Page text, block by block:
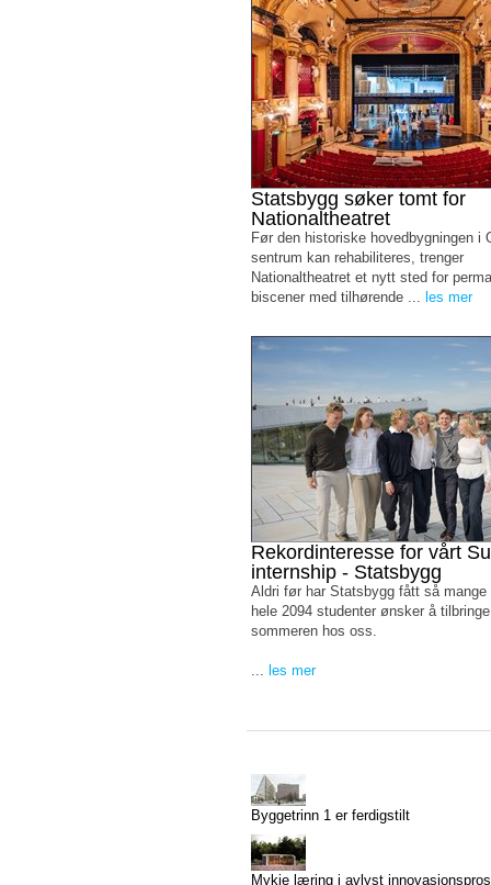
Statsbygg søker tomt for
Nationaltheatret
Før den historiske hovedbygningen i
sentrum kan rehabiliteres, trenger
Nationaltheatret et nytt sted for
biscener med tilhørende ... les mer
Rekordinteresse for vårt
internship - Statsbygg
Aldri før har Statsbygg fått så mange
hele 2094 studenter ønsker å tilbringe
sommeren hos oss.
... les mer
Byggetrinn 1 er ferdigstilt
Mykje læring i avlyst